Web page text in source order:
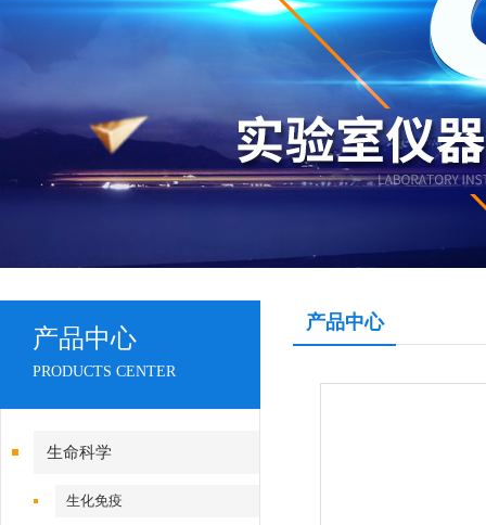
产品中心
PRODUCTS CENTER
生命科学
生化免疫
产品中心